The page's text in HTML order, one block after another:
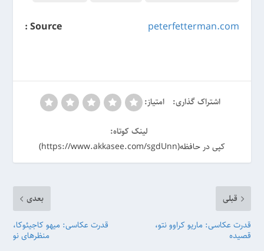
Source : peterfetterman.com
اشتراک گذاری: امتیاز:
لینک کوتاه:
کپی در حافظه(https://www.akkasee.com/sgdUnn)
قبلی
قدرت عکاسی: ماریو کراوو نتو،
قصیده
بعدی
قدرت عکاسی: میهو کاجیئوکا،
منظرهای نو